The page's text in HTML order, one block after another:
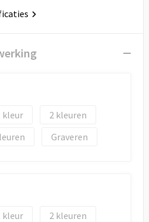
2
Graveren
2